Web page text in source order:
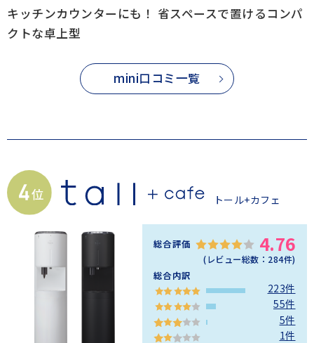
キッチンカウンターにも！ 省スペースで置けるコンパ
クトな卓上型
mini口コミ一覧
トール+カフェ
総合評価 4.76
(レビュー総数： 284件)
総合内訳
223件
55件
5件
1件